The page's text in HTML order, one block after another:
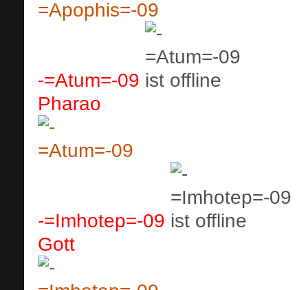
-=Atum=-09
Pharao
-=Imhotep=-09
Gott